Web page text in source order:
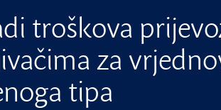
troškova
za
tipa